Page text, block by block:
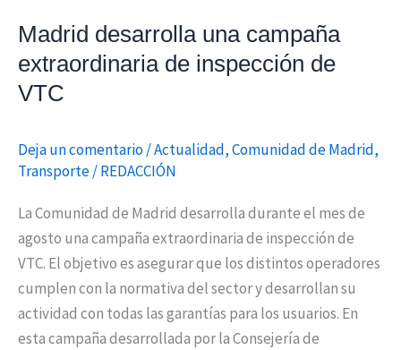
Madrid desarrolla una campaña
extraordinaria de inspección de
VTC
Deja un comentario/Actualidad,Comunidad de Madrid,
Transporte/REDACCIÓN
La Comunidad de Madrid desarrolla durante el mes de
agosto una campaña extraordinaria de inspección de
VTC. El objetivo es asegurar que los distintos operadores
cumplen con la normativa del sector y desarrollan su
actividad con todas las garantías para los usuarios. En
esta campaña desarrollada por la Consejería de